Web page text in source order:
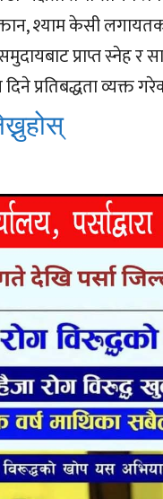
श्याम केसी
प्राप्त स्नेह र
प्रतिबद्धता व्यक्त